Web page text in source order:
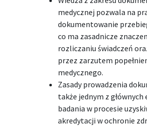
medycznej pozwala na
dokumentowanie
co ma zasadnicze
rozliczaniu świadczeń
przez zarzutem
medycznego.
Zasady prowadzenia
także jednym z
badania w procesie
akredytacji w ochronie